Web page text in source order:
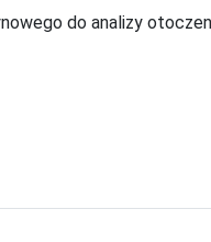
do analizy